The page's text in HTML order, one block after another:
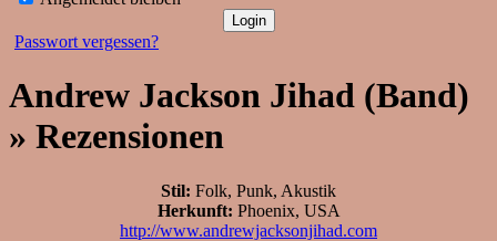
Passwort vergessen?
Andrew Jackson Jihad (Band)
» Rezensionen
Stil: Folk, Punk, Akustik
Herkunft: Phoenix, USA
http://www.andrewjacksonjihad.com